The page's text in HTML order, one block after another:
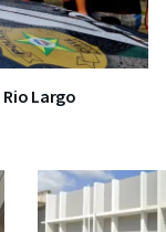
Largo